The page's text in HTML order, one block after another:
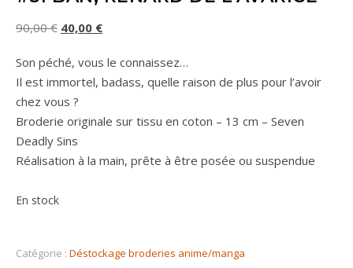
90,00€ Le prix initial était : 90,00 €.
40,00 €Le prix actuel est : 40,00 €.
Son péché, vous le connaissez…
Il est immortel, badass, quelle raison de plus pour l’avoir
chez vous ?
Broderie originale sur tissu en coton – 13 cm – Seven
Deadly Sins
Réalisation à la main, prête à être posée ou suspendue
En stock
Catégorie : Déstockage broderies anime/manga